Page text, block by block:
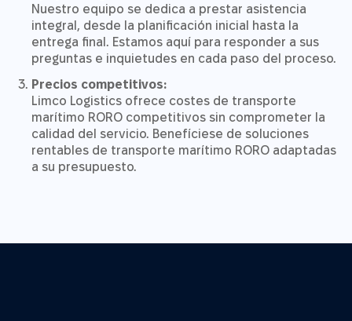
Nuestro equipo se dedica a prestar asistencia
integral, desde la planificación inicial hasta la
entrega final. Estamos aquí para responder a sus
preguntas e inquietudes en cada paso del proceso.
Precios competitivos:
Limco Logistics ofrece costes de transporte
marítimo RORO competitivos sin comprometer la
calidad del servicio. Benefíciese de soluciones
rentables de transporte marítimo RORO adaptadas
a su presupuesto.